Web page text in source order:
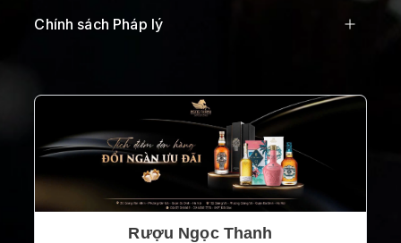
Chính sách Pháp lý
Rượu Ngọc Thanh